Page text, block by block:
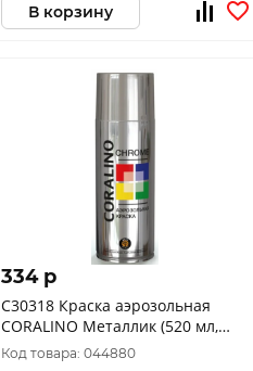
В корзину
334 p
C30318 Краска аэрозольная
CORALINO Металлик (520 мл,
200г) Яркий Хром
Код товара: 044880